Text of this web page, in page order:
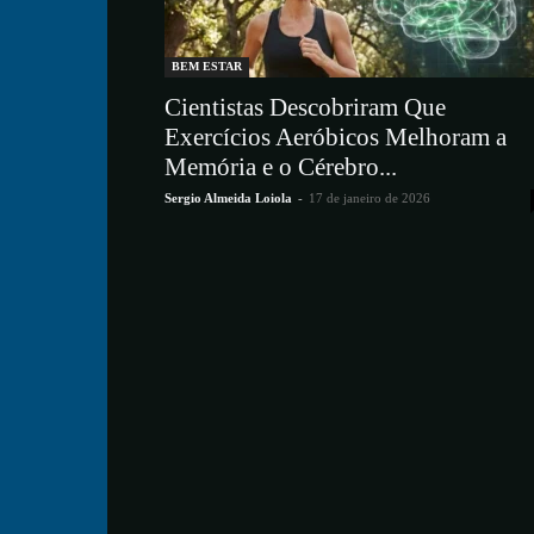
BEM ESTAR
Cientistas Descobriram Que
Exercícios Aeróbicos Melhoram a
Memória e o Cérebro...
Sergio Almeida Loiola - 17 de janeiro de 2026